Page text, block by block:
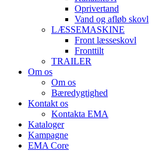
Oprivertand
Vand og afløb skovl
LÆSSEMASKINE
Front læsseskovl
Fronttilt
TRAILER
Om os
Om os
Bæredygtighed
Kontakt os
Kontakta EMA
Kataloger
Kampagne
EMA Core